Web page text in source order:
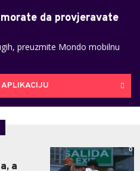
da provjeravate
preuzmite Mondo mobilnu
APLIKACIJU
a
0